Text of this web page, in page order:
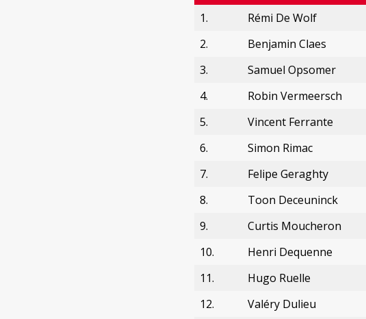
1.
Rémi De Wolf
2.
Benjamin Claes
3.
Samuel Opsomer
4.
Robin Vermeersch
5.
Vincent Ferrante
6.
Simon Rimac
7.
Felipe Geraghty
8.
Toon Deceuninck
9.
Curtis Moucheron
10.
Henri Dequenne
11.
Hugo Ruelle
12.
Valéry Dulieu